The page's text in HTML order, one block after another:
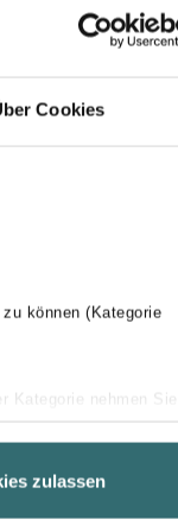
Cookies
können (Kategorie
Kategorie nehmen Sie
Informationen
einen Link in der
zulassen
Wall/ceiling